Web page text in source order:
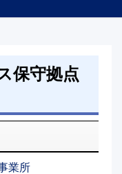
保守拠点
業所